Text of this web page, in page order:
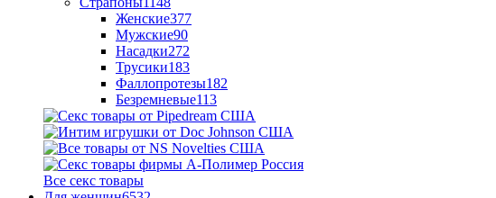
Женские377
Мужские90
Насадки272
Трусики183
Фаллопротезы182
Безремневые113
Все секс товары